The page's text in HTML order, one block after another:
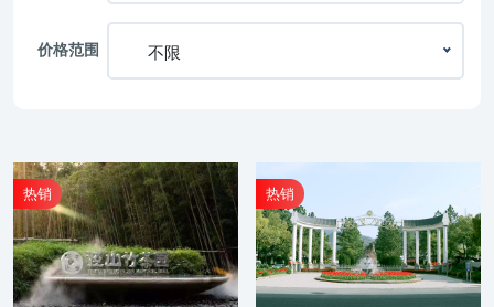
价格范围 不限
热销 热销